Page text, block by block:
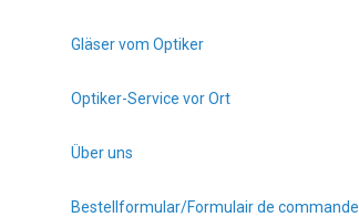
Gläser vom Optiker
Optiker-Service vor Ort
Über uns
Bestellformular/Formulair de commande